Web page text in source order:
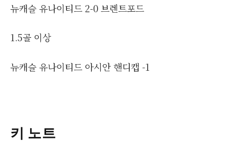
뉴캐슬 유나이티드 2-0 브렌트포드
1.5골 이상
뉴캐슬 유나이티드 아시안 핸디캡 -1
키 노트